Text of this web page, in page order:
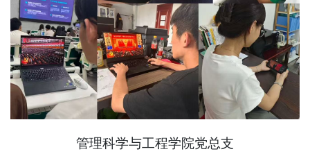
管理科学与工程学院党总支